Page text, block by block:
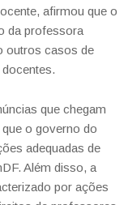
afirmou que o
da professora
outros casos de
que chegam
o governo do
adequadas de
Além disso, a
por ações